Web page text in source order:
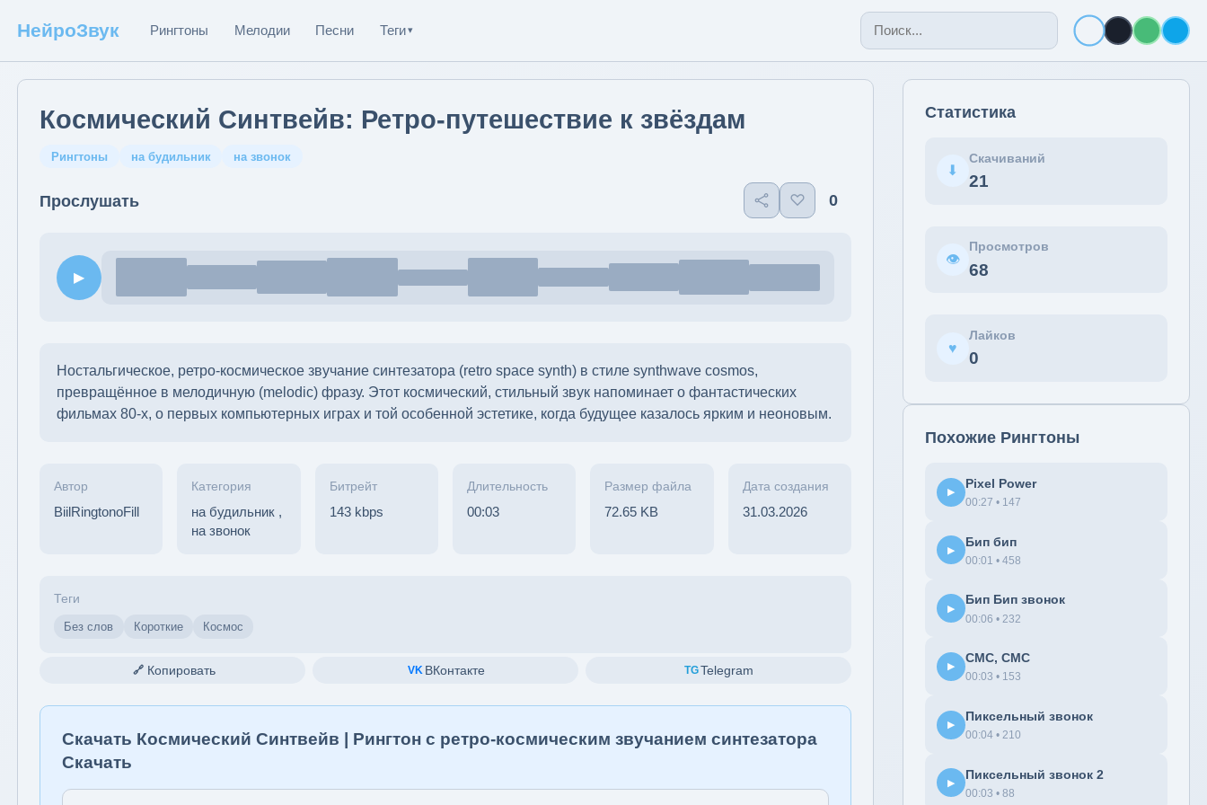
НейроЗвук Рингтоны Мелодии Песни Теги▾
Космический Синтвейв: Ретро-путешествие к звёздам
Рингтоны на будильник на звонок
Прослушать ♡ 0
▶
Ностальгическое, ретро-космическое звучание синтезатора (retro space synth) в стиле synthwave cosmos,
превращённое в мелодичную (melodic) фразу. Этот космический, стильный звук напоминает о фантастических
фильмах 80-х, о первых компьютерных играх и той особенной эстетике, когда будущее казалось ярким и неоновым.
Автор
BiilRingtonoFill
Категория
на будильник ,
на звонок
Битрейт
143 kbps
Длительность
00:03
Размер файла
72.65 KB
Дата создания
31.03.2026
Теги
Без слов Короткие Космос
🔗 Копировать VK ВКонтакте TGTelegram
Скачать Космический Синтвейв | Рингтон с ретро-космическим звучанием синтезатора
Скачать
Статистика
⬇
Скачиваний
21
👁
Просмотров
68
♥
Лайков
0
Похожие Рингтоны
▶
Pixel Power
00:27 • 147
▶
Бип бип
00:01 • 458
▶
Бип Бип звонок
00:06 • 232
▶
СМС, СМС
00:03 • 153
▶
Пиксельный звонок
00:04 • 210
▶
Пиксельный звонок 2
00:03 • 88